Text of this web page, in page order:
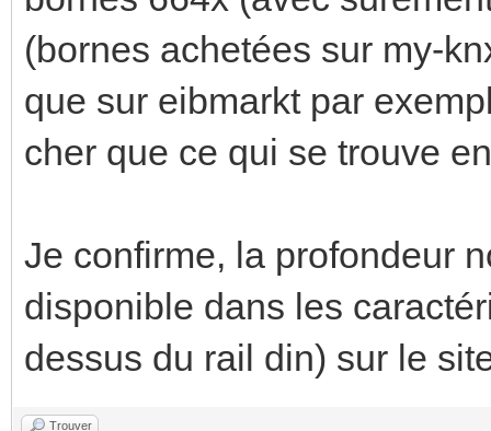
(bornes achetées sur my-
que sur eibmarkt par
cher que ce qui se trouve
Je confirme, la profondeur
disponible dans les
dessus du rail din) sur le
Trouver